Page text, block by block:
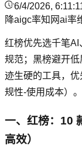
6/4/2026,
降aigc率知网ai率
红榜优先选千笔
规范；黑榜避开
迹生硬的工具，
规性-使用成本）。
一、红榜：10
高效）